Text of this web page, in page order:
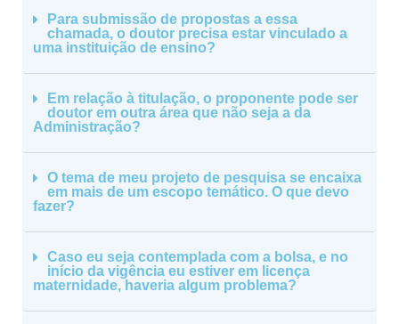
Para submissão de propostas a essa
chamada, o doutor precisa estar vinculado a
uma instituição de ensino?
Em relação à titulação, o proponente pode ser
doutor em outra área que não seja a da
Administração?
O tema de meu projeto de pesquisa se encaixa
em mais de um escopo temático. O que devo
fazer?
Caso eu seja contemplada com a bolsa, e no
início da vigência eu estiver em licença
maternidade, haveria algum problema?